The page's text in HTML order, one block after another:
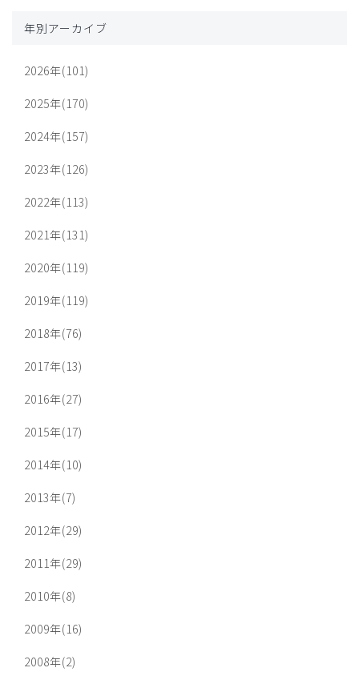
年別アーカイブ
2026年(101)
2025年(170)
2024年(157)
2023年(126)
2022年(113)
2021年(131)
2020年(119)
2019年(119)
2018年(76)
2017年(13)
2016年(27)
2015年(17)
2014年(10)
2013年(7)
2012年(29)
2011年(29)
2010年(8)
2009年(16)
2008年(2)